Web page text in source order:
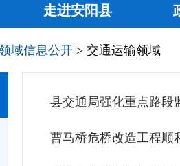
走进安阳县
域信息公开 > 交通运输领域
县交通局强化重点路段
曹马桥危桥改造工程顺